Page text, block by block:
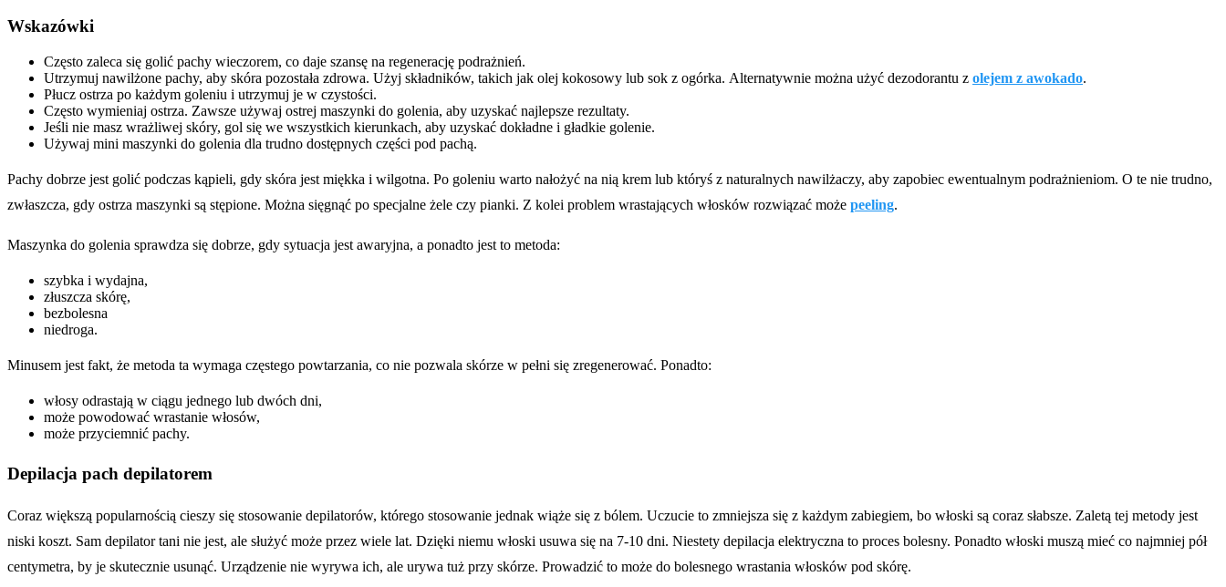
Wskazówki
Często zaleca się golić pachy wieczorem, co daje szansę na regenerację podrażnień.
Utrzymuj nawilżone pachy, aby skóra pozostała zdrowa. Użyj składników, takich jak olej kokosowy lub sok z ogórka. Alternatywnie można użyć dezodorantu z olejem z awokado.
Płucz ostrza po każdym goleniu i utrzymuj je w czystości.
Często wymieniaj ostrza. Zawsze używaj ostrej maszynki do golenia, aby uzyskać najlepsze rezultaty.
Jeśli nie masz wrażliwej skóry, gol się we wszystkich kierunkach, aby uzyskać dokładne i gładkie golenie.
Używaj mini maszynki do golenia dla trudno dostępnych części pod pachą.
Pachy dobrze jest golić podczas kąpieli, gdy skóra jest miękka i wilgotna. Po goleniu warto nałożyć na nią krem lub któryś z naturalnych nawilżaczy, aby zapobiec ewentualnym podrażnieniom. O te nie trudno,
zwłaszcza, gdy ostrza maszynki są stępione. Można sięgnąć po specjalne żele czy pianki. Z kolei problem wrastających włosków rozwiązać może peeling.
Maszynka do golenia sprawdza się dobrze, gdy sytuacja jest awaryjna, a ponadto jest to metoda:
szybka i wydajna,
złuszcza skórę,
bezbolesna
niedroga.
Minusem jest fakt, że metoda ta wymaga częstego powtarzania, co nie pozwala skórze w pełni się zregenerować. Ponadto:
włosy odrastają w ciągu jednego lub dwóch dni,
może powodować wrastanie włosów,
może przyciemnić pachy.
Depilacja pach depilatorem
Coraz większą popularnością cieszy się stosowanie depilatorów, którego stosowanie jednak wiąże się z bólem. Uczucie to zmniejsza się z każdym zabiegiem, bo włoski są coraz słabsze. Zaletą tej metody jest
niski koszt. Sam depilator tani nie jest, ale służyć może przez wiele lat. Dzięki niemu włoski usuwa się na 7-10 dni. Niestety depilacja elektryczna to proces bolesny. Ponadto włoski muszą mieć co najmniej pół
centymetra, by je skutecznie usunąć. Urządzenie nie wyrywa ich, ale urywa tuż przy skórze. Prowadzić to może do bolesnego wrastania włosków pod skórę.